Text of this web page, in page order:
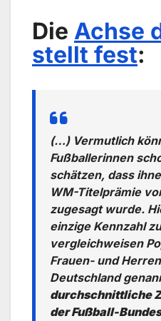
Die Achse
stellt fest:
(…) Vermutlich
Fußballerinnen
schätzen, dass
WM-Titelprämie
zugesagt wurde.
einzige Kennzahl
vergleichweisen
Frauen- und
Deutschland
durchschnittliche
der Fußball-